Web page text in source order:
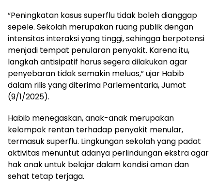
“Peningkatan kasus superflu tidak boleh dianggap
sepele. Sekolah merupakan ruang publik dengan
intensitas interaksi yang tinggi, sehingga berpotensi
menjadi tempat penularan penyakit. Karena itu,
langkah antisipatif harus segera dilakukan agar
penyebaran tidak semakin meluas,” ujar Habib
dalam rilis yang diterima Parlementaria, Jumat
(9/1/2025).
Habib menegaskan, anak-anak merupakan
kelompok rentan terhadap penyakit menular,
termasuk superflu. Lingkungan sekolah yang padat
aktivitas menuntut adanya perlindungan ekstra agar
hak anak untuk belajar dalam kondisi aman dan
sehat tetap terjaga.